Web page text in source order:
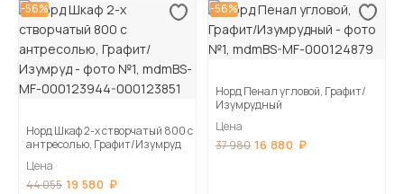
-56%
Норд Шкаф 2-х створчатый 800 с
антресолью, Графит/Изумруд
Цена
44 055 19 580
-56%
Норд Пенал угловой, Графит/
Изумрудный
Цена
37 980 16 880